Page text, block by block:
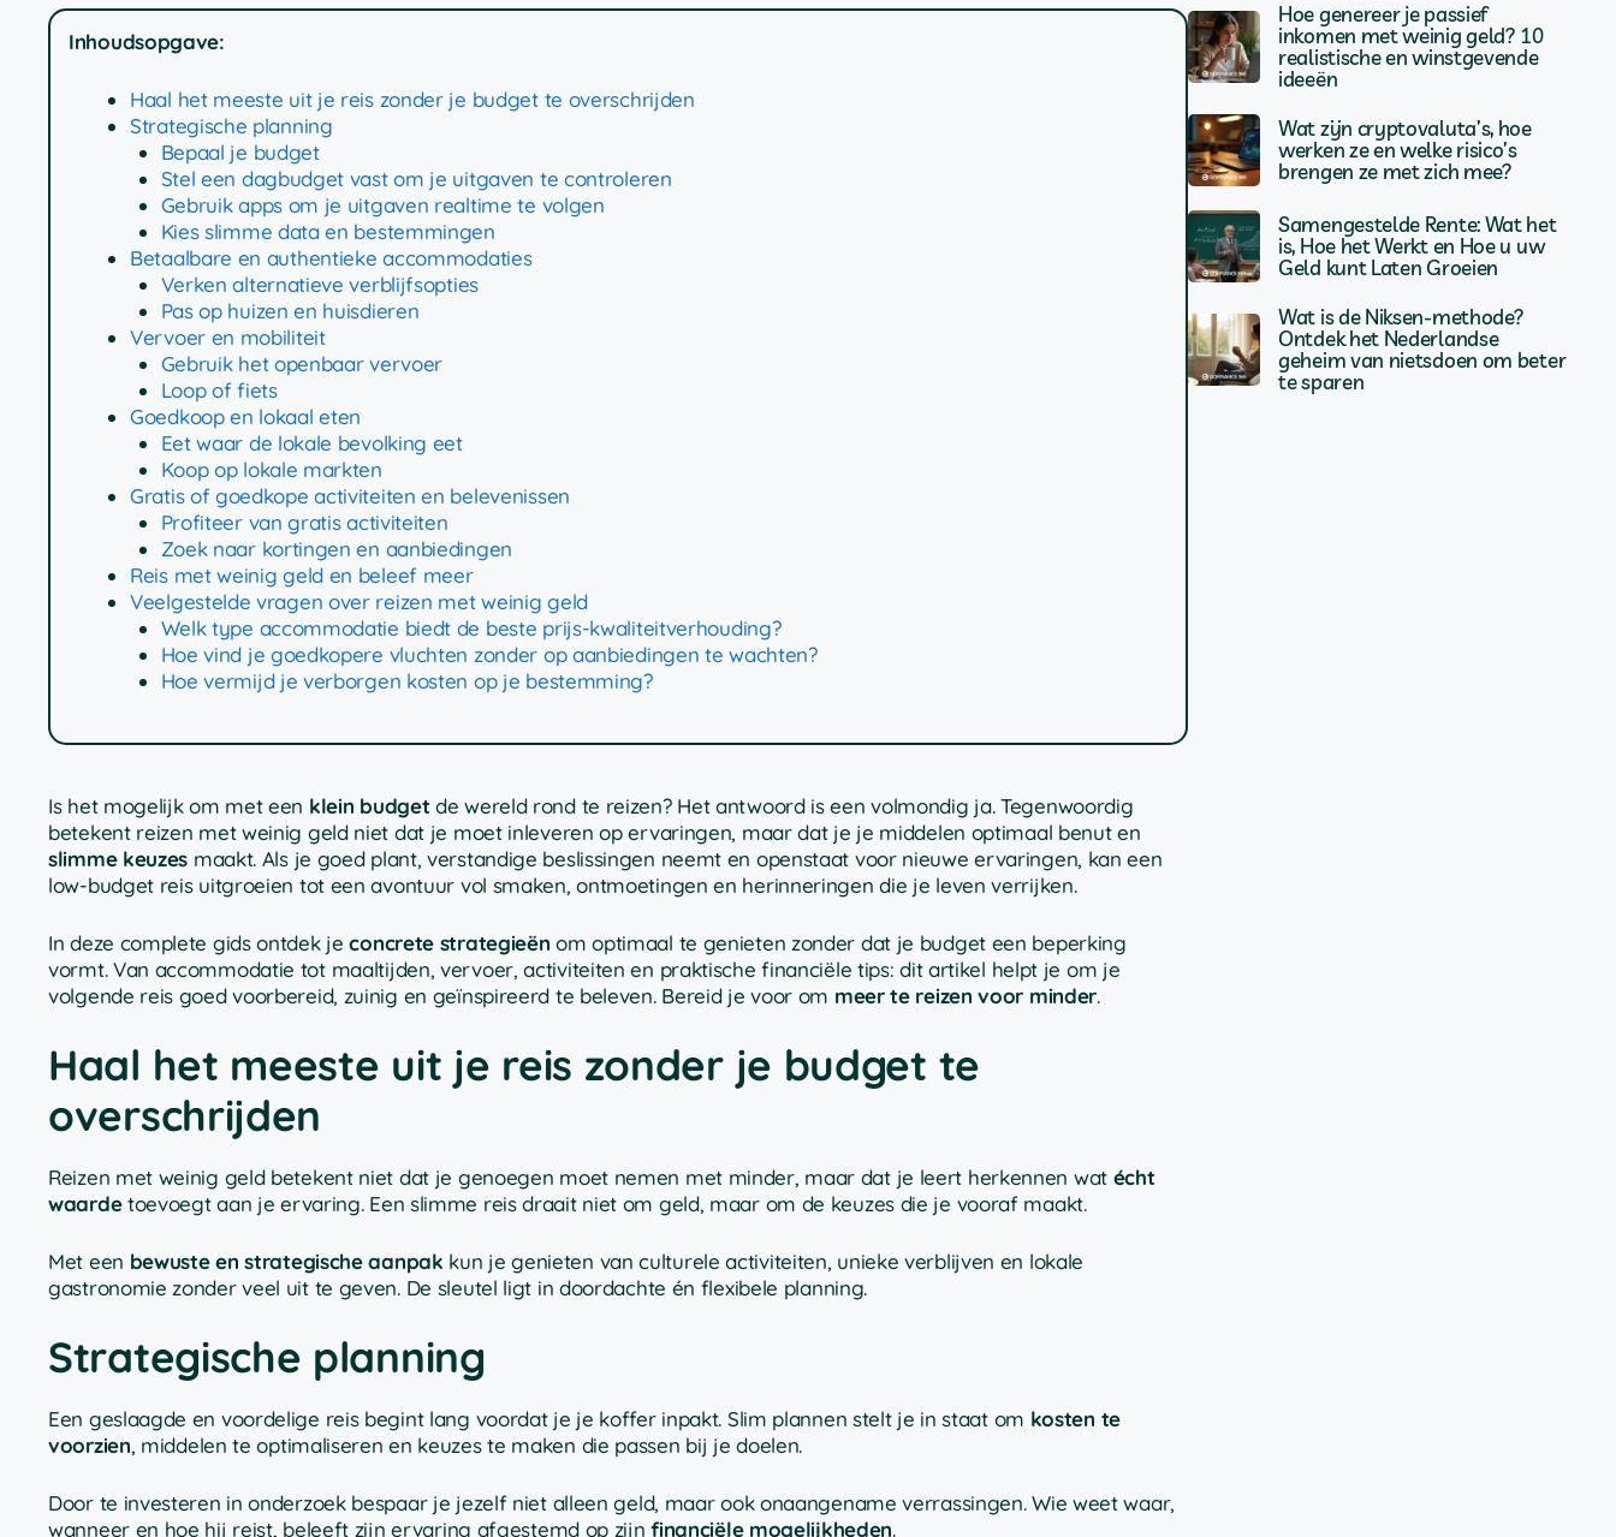
Inhoudsopgave:
Haal het meeste uit je reis zonder je budget te overschrijden
Strategische planning
Bepaal je budget
Stel een dagbudget vast om je uitgaven te controleren
Gebruik apps om je uitgaven realtime te volgen
Kies slimme data en bestemmingen
Betaalbare en authentieke accommodaties
Verken alternatieve verblijfsopties
Pas op huizen en huisdieren
Vervoer en mobiliteit
Gebruik het openbaar vervoer
Loop of fiets
Goedkoop en lokaal eten
Eet waar de lokale bevolking eet
Koop op lokale markten
Gratis of goedkope activiteiten en belevenissen
Profiteer van gratis activiteiten
Zoek naar kortingen en aanbiedingen
Reis met weinig geld en beleef meer
Veelgestelde vragen over reizen met weinig geld
Welk type accommodatie biedt de beste prijs-kwaliteitverhouding?
Hoe vind je goedkopere vluchten zonder op aanbiedingen te wachten?
Hoe vermijd je verborgen kosten op je bestemming?
Is het mogelijk om met een klein budget de wereld rond te reizen? Het antwoord is een volmondig ja. Tegenwoordig
betekent reizen met weinig geld niet dat je moet inleveren op ervaringen, maar dat je je middelen optimaal benut en
slimme keuzes maakt. Als je goed plant, verstandige beslissingen neemt en openstaat voor nieuwe ervaringen, kan een
low-budget reis uitgroeien tot een avontuur vol smaken, ontmoetingen en herinneringen die je leven verrijken.
In deze complete gids ontdek jeconcrete strategieën om optimaal te genieten zonder dat je budget een beperking
vormt. Van accommodatie tot maaltijden, vervoer, activiteiten en praktische financiële tips: dit artikel helpt je om je
volgende reis goed voorbereid, zuinig en geïnspireerd te beleven. Bereid je voor om meer te reizen voor minder.
Haal het meeste uit je reis zonder je budget te
overschrijden
Reizen met weinig geld betekent niet dat je genoegen moet nemen met minder, maar dat je leert herkennen wat écht
waardetoevoegt aan je ervaring. Een slimme reis draait niet om geld, maar om de keuzes die je vooraf maakt.
Met een bewuste en strategische aanpak kun je genieten van culturele activiteiten, unieke verblijven en lokale
gastronomie zonder veel uit te geven. De sleutel ligt in doordachte én flexibele planning.
Strategische planning
Een geslaagde en voordelige reis begint lang voordat je je koffer inpakt. Slim plannen stelt je in staat om kosten te
voorzien, middelen te optimaliseren en keuzes te maken die passen bij je doelen.
Door te investeren in onderzoek bespaar je jezelf niet alleen geld, maar ook onaangename verrassingen. Wie weet waar,
wanneer en hoe hij reist, beleeft zijn ervaring afgestemd op zijnfinanciële mogelijkheden.
Hoe genereer je passief
inkomen met weinig geld? 10
realistische en winstgevende
ideeën
Wat zijn cryptovaluta’s, hoe
werken ze en welke risico’s
brengen ze met zich mee?
Samengestelde Rente: Wat het
is, Hoe het Werkt en Hoe u uw
Geld kunt Laten Groeien
Wat is de Niksen-methode?
Ontdek het Nederlandse
geheim van nietsdoen om beter
te sparen